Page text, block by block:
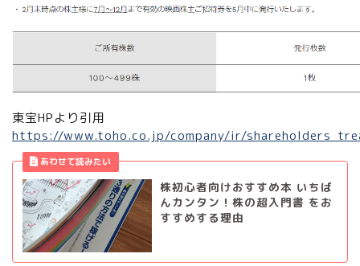
東宝HPより引用
https://www.toho.co.jp/company/ir/
株初心者向けおすすめ本 いちば
んカンタン！株の超入門書 をお
すすめする理由